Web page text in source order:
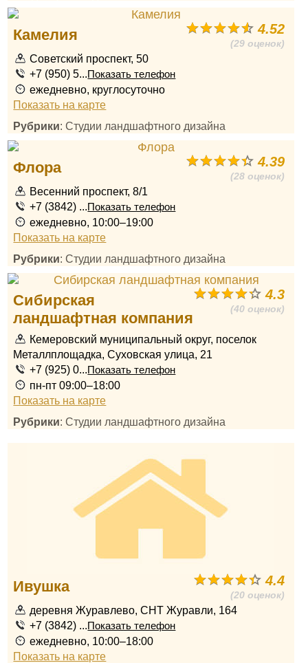
4.52
(29 оценок)
Камелия
Советский проспект, 50
+7 (950) 5...Показать телефон
ежедневно, круглосуточно
Показать на карте
Рубрики: Студии ландшафтного дизайна
4.39
(28 оценок)
Флора
Весенний проспект, 8/1
+7 (3842) ...Показать телефон
ежедневно, 10:00–19:00
Показать на карте
Рубрики: Студии ландшафтного дизайна
4.3
(40 оценок)
Сибирская
ландшафтная компания
Кемеровский муниципальный округ, поселок
Металлплощадка, Суховская улица, 21
+7 (925) 0...Показать телефон
пн-пт 09:00–18:00
Показать на карте
Рубрики: Студии ландшафтного дизайна
4.4
(20 оценок)
Ивушка
деревня Журавлево, СНТ Журавли, 164
+7 (3842) ...Показать телефон
ежедневно, 10:00–18:00
Показать на карте